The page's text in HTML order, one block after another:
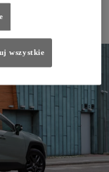
300 tysięcy użytkowników aut
samochodami w ostatnich
wszystkie